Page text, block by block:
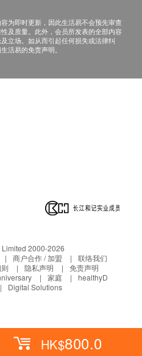
、受伤或法律诉讼，健康
负责。一切有关的索偿或
检中心或商户提出。
HK$800.0
为即时更新，因此生活易不会预先审查
及质量。此外，会员所发表的全部内容
立场。如从而引起任何损失或法律纠
活易的免责声明。
2000-2026
商户合作 / 加盟
联络我们
隐私声明
免责声明
家庭
healthyD
Digital Solutions